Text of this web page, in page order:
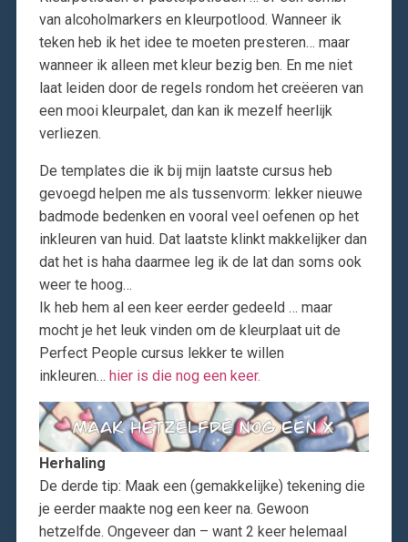
van alcoholmarkers en kleurpotlood. Wanneer ik
teken heb ik het idee te moeten presteren… maar
wanneer ik alleen met kleur bezig ben. En me niet
laat leiden door de regels rondom het creëeren van
een mooi kleurpalet, dan kan ik mezelf heerlijk
verliezen.
De templates die ik bij mijn laatste cursus heb
gevoegd helpen me als tussenvorm: lekker nieuwe
badmode bedenken en vooral veel oefenen op het
inkleuren van huid. Dat laatste klinkt makkelijker dan
dat het is haha daarmee leg ik de lat dan soms ook
weer te hoog…
Ik heb hem al een keer eerder gedeeld … maar
mocht je het leuk vinden om de kleurplaat uit de
Perfect People cursus lekker te willen
inkleuren… hier is die nog een keer.
Herhaling
De derde tip: Maak een (gemakkelijke) tekening die
je eerder maakte nog een keer na. Gewoon
hetzelfde. Ongeveer dan – want 2 keer helemaal